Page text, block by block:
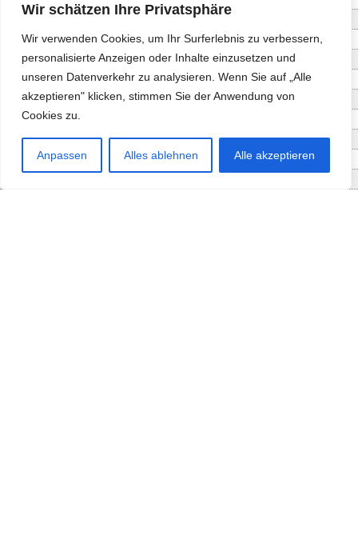
Wir schätzen Ihre Privatsphäre
Wir verwenden Cookies, um Ihr Surferlebnis zu verbessern,
personalisierte Anzeigen oder Inhalte einzusetzen und
unseren Datenverkehr zu analysieren. Wenn Sie auf „Alle
akzeptieren" klicken, stimmen Sie der Anwendung von
Cookies zu.
Anpassen Alles ablehnen Alle akzeptieren
Baum- und Bienenpflege Thullner
Enne Energieberatung
Impact Hub Traunstein GmbH
Getränke Wierer Abholmarkt
Höhenberger Biokiste GmbH
EnergieSPARberatung Chiemgau
Checkers Jungle Hut